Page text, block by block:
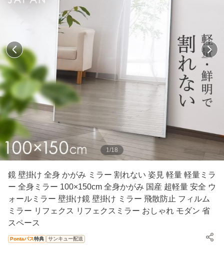
1/18
鏡 壁掛け 全身 かがみ ミラー 割れない 姿見 軽量 軽量ミラ
ー 全身ミラー 100×150cm 全身かがみ 国産 超軽量 安全 ウ
ォールミラー 壁掛け鏡 壁掛け ミラー 飛散防止 フィルム
ミラー リフェクス リフェクスミラー おしゃれ モダン 省
スペース
Pontaパス特典 サンキュー配送